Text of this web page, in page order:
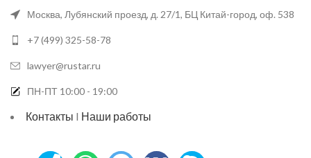
Москва, Лубянский проезд, д. 27/1, БЦ Китай-город, оф. 538
+7 (499) 325-58-78
lawyer@rustar.ru
ПН-ПТ 10:00 - 19:00
Контакты I Наши работы